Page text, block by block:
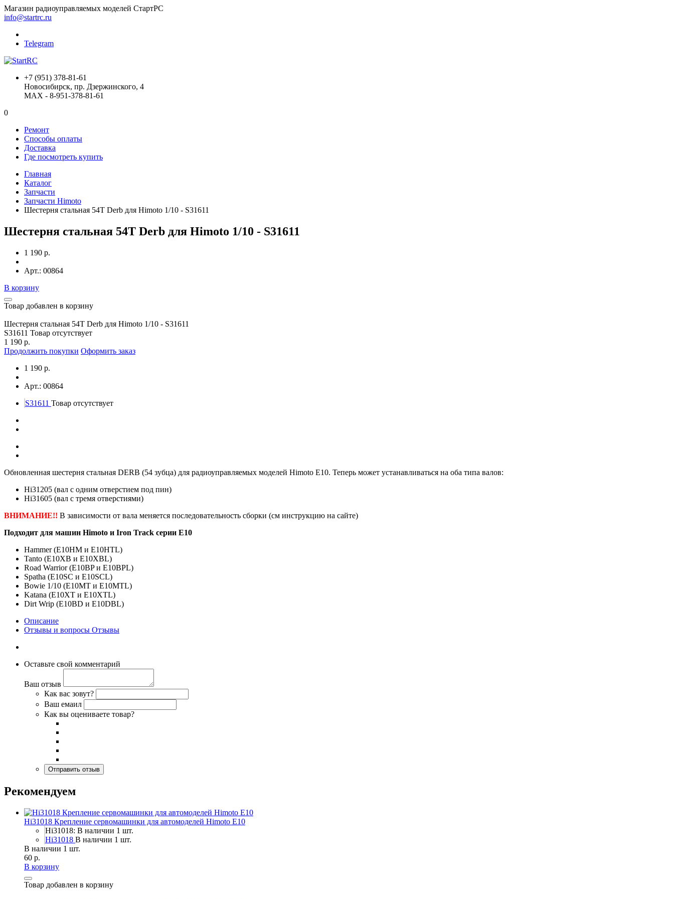
Магазин радиоуправляемых моделей СтартРС
info@startrc.ru
Telegram
+7 (951) 378-81-61
Новосибирск, пр. Дзержинского, 4
MAX - 8-951-378-81-61
0
Ремонт
Способы оплаты
Доставка
Где посмотреть купить
Главная
Каталог
Запчасти
Запчасти Himoto
Шестерня стальная 54T Derb для Himoto 1/10 - S31611
Шестерня стальная 54T Derb для Himoto 1/10 - S31611
1 190 р.
Арт.: 00864
В корзину
Товар добавлен в корзину
Шестерня стальная 54T Derb для Himoto 1/10 - S31611
S31611 Товар отсутствует
1 190 р.
Продолжить покупки Оформить заказ
1 190 р.
Арт.: 00864
S31611 Товар отсутствует
Обновленная шестерня стальная DERB (54 зубца) для радиоуправляемых моделей Himoto E10. Теперь может устанавливаться на оба типа валов:
Hi31205 (вал с одним отверстием под пин)
Hi31605 (вал с тремя отверстиями)
ВНИМАНИЕ!! В зависимости от вала меняется последовательность сборки (см инструкцию на сайте)
Подходит для машин Himoto и Iron Track серии E10
Hammer (E10HM и E10HTL)
Tanto (E10XB и E10XBL)
Road Warrior (E10BP и E10BPL)
Spatha (E10SC и E10SCL)
Bowie 1/10 (E10MT и E10MTL)
Katana (E10XT и E10XTL)
Dirt Wrip (E10BD и E10DBL)
Описание
Отзывы и вопросы Отзывы
Оставьте свой комментарий
Ваш отзыв
Как вас зовут?
Ваш емаил
Как вы оцениваете товар?
Рекомендуем
Hi31018 Крепление сервомашинки для автомоделей Himoto E10
Hi31018: В наличии 1 шт.
Hi31018 В наличии 1 шт.
В наличии 1 шт.
60 р.
В корзину
Товар добавлен в корзину